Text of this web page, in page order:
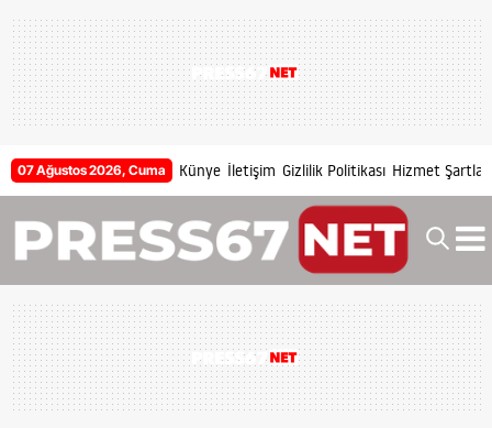
07 Ağustos 2026, Cuma Künye İletişim Gizlilik Politikası Hizmet Şartları